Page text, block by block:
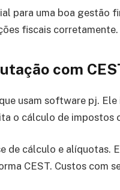
para uma boa gestão
fiscais corretamente.
com
usam software pj.
o cálculo de impostos
de cálculo e alíquotas.
CEST. Custos com